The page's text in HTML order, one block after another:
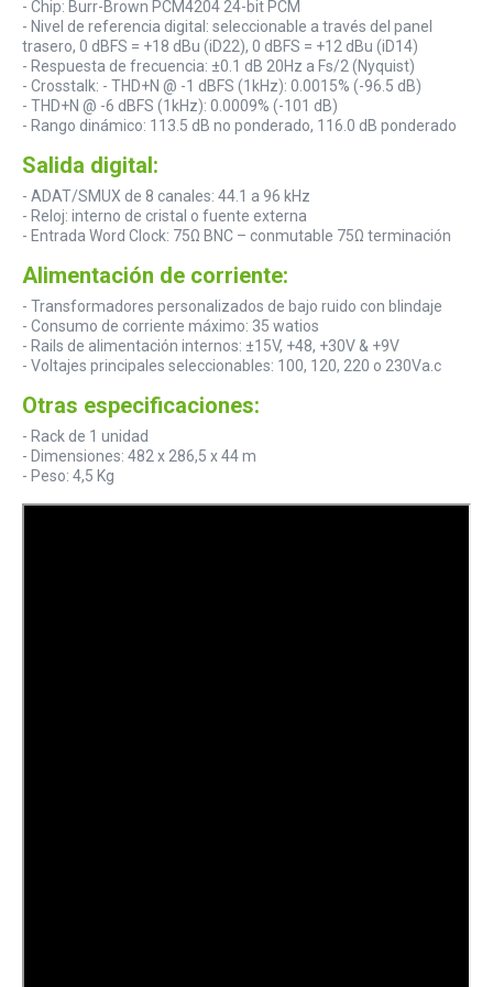
- Chip: Burr-Brown PCM4204 24-bit PCM
- Nivel de referencia digital: seleccionable a través del panel
trasero, 0 dBFS = +18 dBu (iD22), 0 dBFS = +12 dBu (iD14)
- Respuesta de frecuencia: ±0.1 dB 20Hz a Fs/2 (Nyquist)
- Crosstalk: - THD+N @ -1 dBFS (1kHz): 0.0015% (-96.5 dB)
- THD+N @ -6 dBFS (1kHz): 0.0009% (-101 dB)
- Rango dinámico: 113.5 dB no ponderado, 116.0 dB ponderado
Salida digital:
- ADAT/SMUX de 8 canales: 44.1 a 96 kHz
- Reloj: interno de cristal o fuente externa
- Entrada Word Clock: 75Ω BNC – conmutable 75Ω terminación
Alimentación de corriente:
- Transformadores personalizados de bajo ruido con blindaje
- Consumo de corriente máximo: 35 watios
- Rails de alimentación internos: ±15V, +48, +30V & +9V
- Voltajes principales seleccionables: 100, 120, 220 o 230Va.c
Otras especificaciones:
- Rack de 1 unidad
- Dimensiones: 482 x 286,5 x 44 m
- Peso: 4,5 Kg